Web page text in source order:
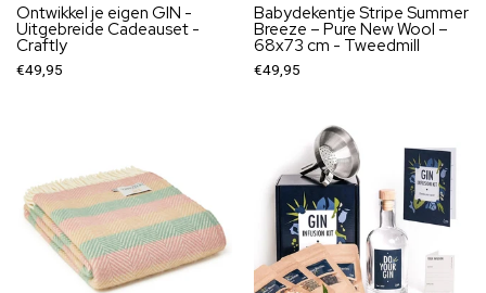
Ontwikkel je eigen GIN -
Uitgebreide Cadeauset -
Craftly
€49,95
Babydekentje Stripe Summer
Breeze – Pure New Wool –
68x73 cm - Tweedmill
€49,95